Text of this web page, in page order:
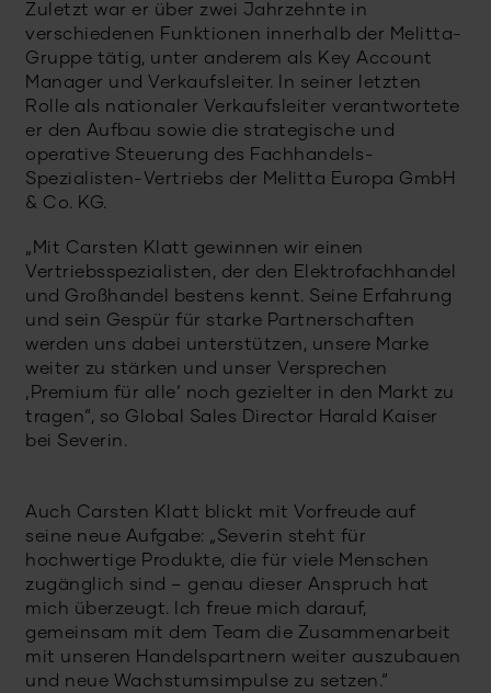
Zuletzt war er über zwei Jahrzehnte in
verschiedenen Funktionen innerhalb der Melitta-
Gruppe tätig, unter anderem als Key Account
Manager und Verkaufsleiter. In seiner letzten
Rolle als nationaler Verkaufsleiter verantwortete
er den Aufbau sowie die strategische und
operative Steuerung des Fachhandels-
Spezialisten-Vertriebs der Melitta Europa GmbH
& Co. KG.
„Mit Carsten Klatt gewinnen wir einen
Vertriebsspezialisten, der den Elektrofachhandel
und Großhandel bestens kennt. Seine Erfahrung
und sein Gespür für starke Partnerschaften
werden uns dabei unterstützen, unsere Marke
weiter zu stärken und unser Versprechen
‚Premium für alle‘ noch gezielter in den Markt zu
tragen“, so Global Sales Director Harald Kaiser
bei Severin.
Auch Carsten Klatt blickt mit Vorfreude auf
seine neue Aufgabe: „Severin steht für
hochwertige Produkte, die für viele Menschen
zugänglich sind – genau dieser Anspruch hat
mich überzeugt. Ich freue mich darauf,
gemeinsam mit dem Team die Zusammenarbeit
mit unseren Handelspartnern weiter auszubauen
und neue Wachstumsimpulse zu setzen.“